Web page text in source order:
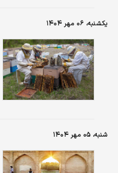
یکشنبه، ۰۶ مهر ۱۴۰۴
شنبه، ۰۵ مهر ۱۴۰۴